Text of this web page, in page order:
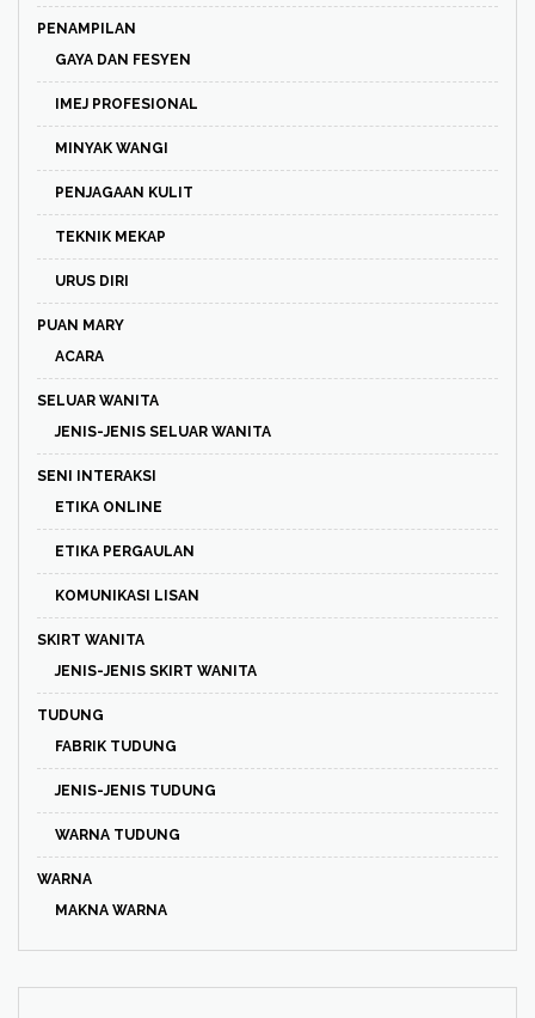
PENAMPILAN
GAYA DAN FESYEN
IMEJ PROFESIONAL
MINYAK WANGI
PENJAGAAN KULIT
TEKNIK MEKAP
URUS DIRI
PUAN MARY
ACARA
SELUAR WANITA
JENIS-JENIS SELUAR WANITA
SENI INTERAKSI
ETIKA ONLINE
ETIKA PERGAULAN
KOMUNIKASI LISAN
SKIRT WANITA
JENIS-JENIS SKIRT WANITA
TUDUNG
FABRIK TUDUNG
JENIS-JENIS TUDUNG
WARNA TUDUNG
WARNA
MAKNA WARNA